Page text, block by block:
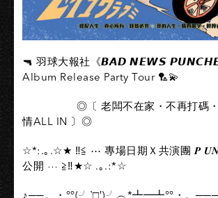
🔫 羽球大報社《𝘽𝘼𝘿 𝙉𝙀𝙒𝙎
Album Release Party Tour 🏸💫
◎〔 老闆不在家・不再打碼・
情ALL IN 〕◎
☆*:.｡.☆★ ‼️≦ ⋯ 專場日期Ｘ共演團 𝑷
公開 ⋯ ≧‼️★☆ .｡.:*☆
♪──。・°°(╯‵□′)╯︵*┻━┻°°・。